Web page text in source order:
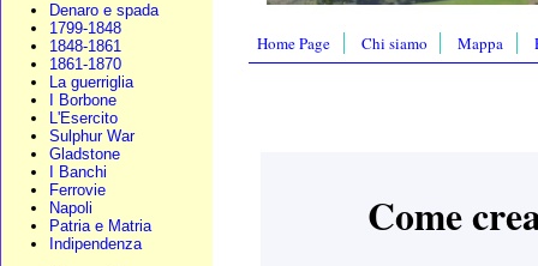
Denaro e spada
1799-1848
1848-1861
1861-1870
La guerriglia
I Borbone
L'Esercito
Sulphur War
Gladstone
I Banchi
Ferrovie
Napoli
Patria e Matria
Indipendenza
Home Page Chi siamo Mappa
Come